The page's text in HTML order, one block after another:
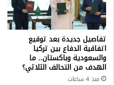
تفاصيل جديدة بعد توقيع
اتفاقية الدفاع بين تركيا
والسعودية وباكستان.. ما
الهدف من التحالف الثلاثي؟
منذ 4 ساعات